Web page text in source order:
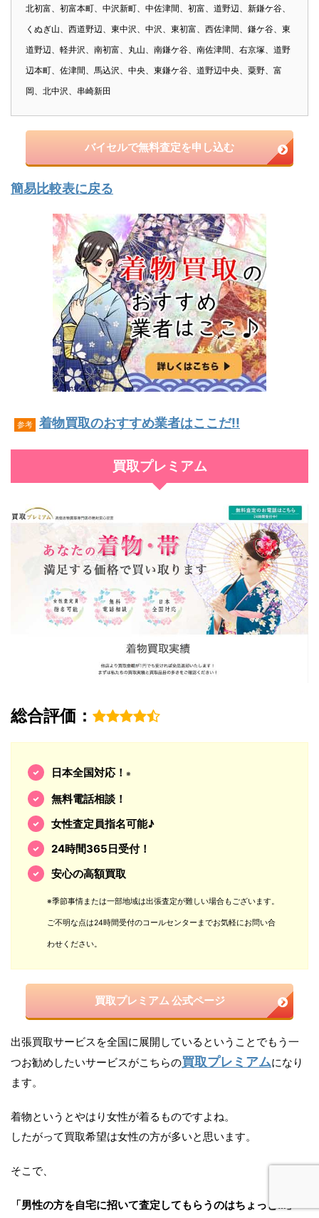
北初富、初富本町、中沢新町、中佐津間、初富、道野辺、新鎌ケ谷、
くぬぎ山、西道野辺、東中沢、中沢、東初富、西佐津間、鎌ケ谷、東
道野辺、軽井沢、南初富、丸山、南鎌ケ谷、南佐津間、右京塚、道野
辺本町、佐津間、馬込沢、中央、東鎌ケ谷、道野辺中央、粟野、富
岡、北中沢、串崎新田
バイセルで無料査定を申し込む
簡易比較表に戻る
参考 着物買取のおすすめ業者はここだ!!
買取プレミアム
総合評価：
日本全国対応！ ※
無料電話相談！
女性査定員指名可能♪
24時間365日受付！
安心の高額買取
※季節事情または一部地域は出張査定が難しい場合もございます。
ご不明な点は24時間受付のコールセンターまでお気軽にお問い合
わせください。
買取プレミアム 公式ページ
出張買取サービスを全国に展開しているということでもう一
つお勧めしたいサービスがこちらの買取プレミアムになり
ます。
着物というとやはり女性が着るものですよね。
したがって買取希望は女性の方が多いと思います。
そこで、
「男性の方を自宅に招いて査定してもらうのはちょっと…」